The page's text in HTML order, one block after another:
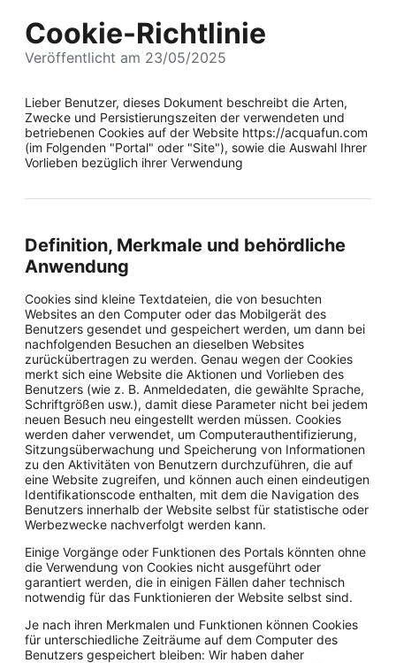
Cookie-Richtlinie
Veröffentlicht am 23/05/2025
Lieber Benutzer, dieses Dokument beschreibt die Arten,
Zwecke und Persistierungszeiten der verwendeten und
betriebenen Cookies auf der Website https://acquafun.com
(im Folgenden "Portal" oder "Site"), sowie die Auswahl Ihrer
Vorlieben bezüglich ihrer Verwendung
Definition, Merkmale und behördliche
Anwendung
Cookies sind kleine Textdateien, die von besuchten
Websites an den Computer oder das Mobilgerät des
Benutzers gesendet und gespeichert werden, um dann bei
nachfolgenden Besuchen an dieselben Websites
zurückübertragen zu werden. Genau wegen der Cookies
merkt sich eine Website die Aktionen und Vorlieben des
Benutzers (wie z. B. Anmeldedaten, die gewählte Sprache,
Schriftgrößen usw.), damit diese Parameter nicht bei jedem
neuen Besuch neu eingestellt werden müssen. Cookies
werden daher verwendet, um Computerauthentifizierung,
Sitzungsüberwachung und Speicherung von Informationen
zu den Aktivitäten von Benutzern durchzuführen, die auf
eine Website zugreifen, und können auch einen eindeutigen
Identifikationscode enthalten, mit dem die Navigation des
Benutzers innerhalb der Website selbst für statistische oder
Werbezwecke nachverfolgt werden kann.
Einige Vorgänge oder Funktionen des Portals könnten ohne
die Verwendung von Cookies nicht ausgeführt oder
garantiert werden, die in einigen Fällen daher technisch
notwendig für das Funktionieren der Website selbst sind.
Je nach ihren Merkmalen und Funktionen können Cookies
für unterschiedliche Zeiträume auf dem Computer des
Benutzers gespeichert bleiben: Wir haben daher